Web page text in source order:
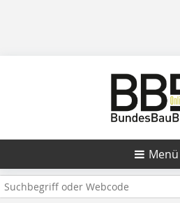
Menü